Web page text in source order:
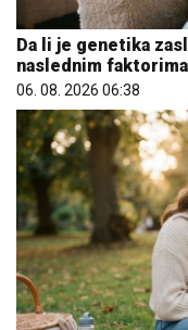
Da li je genetika
naslednim
06. 08. 2026 06:38